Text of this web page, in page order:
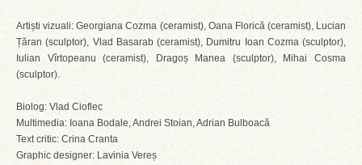
Artiști vizuali: Georgiana Cozma (ceramist), Oana Florică (ceramist), Lucian
Țăran (sculptor), Vlad Basarab (ceramist), Dumitru Ioan Cozma (sculptor),
Iulian Vîrtopeanu (ceramist), Dragoș Manea (sculptor), Mihai Cosma
(sculptor).
Biolog: Vlad Cioflec
Multimedia: Ioana Bodale, Andrei Stoian, Adrian Bulboacă
Text critic: Crina Cranta
Graphic designer: Lavinia Vereș